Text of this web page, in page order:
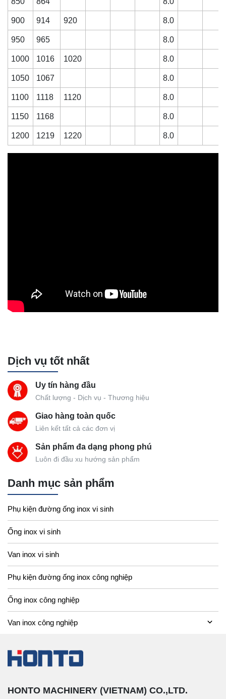
900 914 920 8.0
950 965 8.0
1000 1016 1020 8.0
1050 1067 8.0
1100 1118 1120 8.0
1150 1168 8.0
1200 1219 1220 8.0
Dịch vụ tốt nhất
Uy tín hàng đầu
Chất lượng - Dịch vụ - Thương hiệu
Giao hàng toàn quốc
Liên kết tất cả các đơn vị
Sản phẩm đa dạng phong phú
Luôn đi đầu xu hướng sản phẩm
Danh mục sản phẩm
Phụ kiện đường ống inox vi sinh
Ống inox vi sinh
Van inox vi sinh
Phụ kiện đường ống inox công nghiệp
Ống inox công nghiệp
Van inox công nghiệp
HONTO MACHINERY (VIETNAM) CO.,LTD.